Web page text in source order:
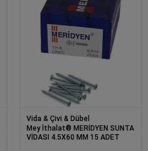
Vida & Çivi & Dübel
Mey İthalat® MERİDYEN SUNTA
VİDASI 4.5X60 MM 15 ADET